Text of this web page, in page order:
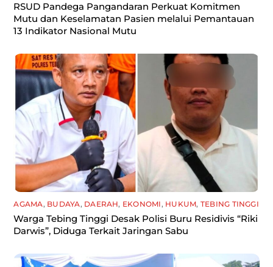
RSUD Pandega Pangandaran Perkuat Komitmen
Mutu dan Keselamatan Pasien melalui Pemantauan
13 Indikator Nasional Mutu
AGAMA, BUDAYA, DAERAH, EKONOMI, HUKUM, TEBING TINGGI
Warga Tebing Tinggi Desak Polisi Buru Residivis “Riki
Darwis”, Diduga Terkait Jaringan Sabu